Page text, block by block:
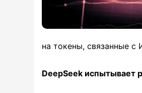
на токены, связанные с
DeepSeek испытывает